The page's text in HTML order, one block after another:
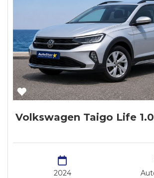
Volkswagen Taigo Life
2024